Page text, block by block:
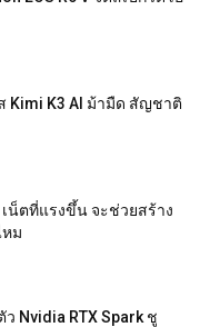
Kimi K3 AI ม้ามืด สัญชาติ
เน็ตที่แรงขึ้น จะช่วยสร้าง
หม
Nvidia RTX Spark ชู